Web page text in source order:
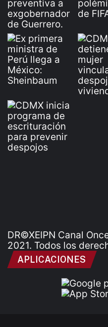
DR©XEIPN Canal
2021. Todos los
APLICACIONES